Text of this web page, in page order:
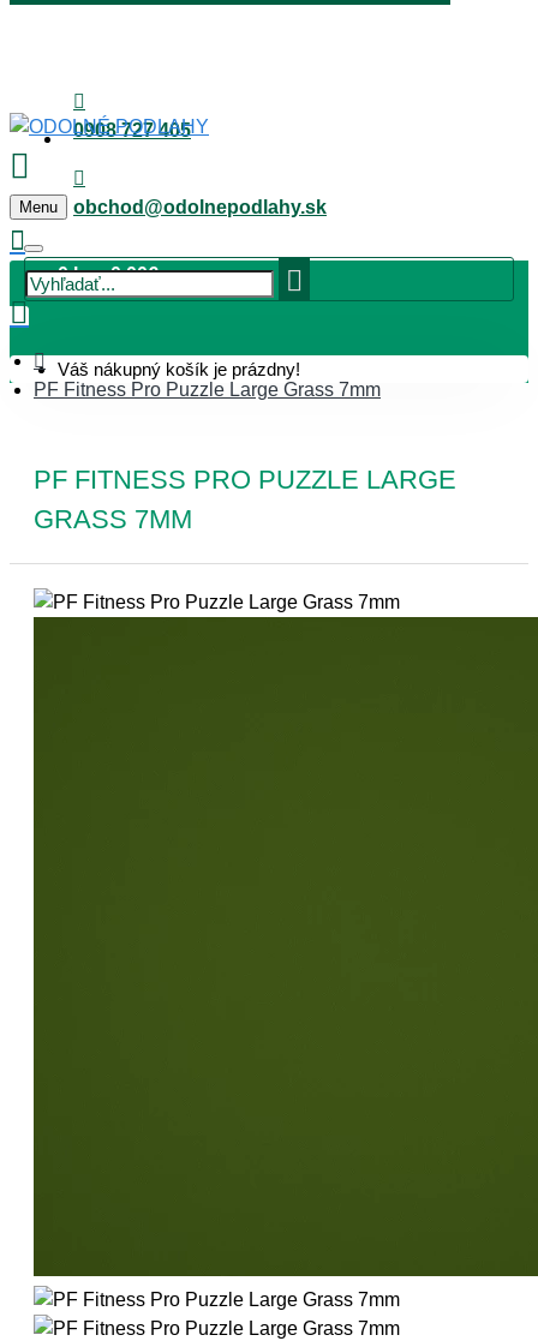
0908 727 405
obchod@odolnepodlahy.sk
Menu
0 ks - 0,00€
Váš nákupný košík je prázdny!
PF Fitness Pro Puzzle Large Grass 7mm
PF FITNESS PRO PUZZLE LARGE
GRASS 7MM